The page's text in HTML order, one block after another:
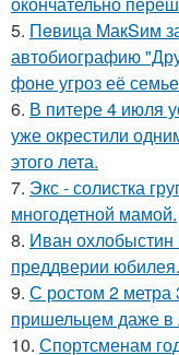
5. Пeвица MакSим
автобиографию
фоне угроз её
6. В питере 4 июля
уже окрестили
этого лета.
7. Экс - солистка
многодетной мамой.
8. Иван охлобыстин
преддверии юбилея.
9. С ростом 2 метра
пришельцем даже в
10. Спортсменам